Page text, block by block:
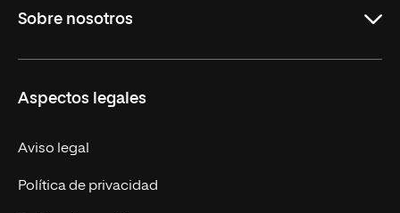
Formación Continua
Sobre nosotros
Trabaja en UNIR
Actualidad
Contáctanos
Aspectos legales
Aviso legal
Política de privacidad